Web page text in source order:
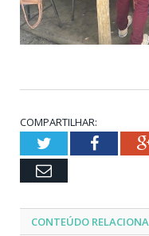
COMPARTILHAR:
Twitter
Email
CONTEÚDO